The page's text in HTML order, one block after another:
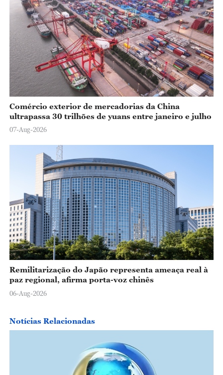
Comércio exterior de mercadorias da China
ultrapassa 30 trilhões de yuans entre janeiro e julho
07-Aug-2026
Remilitarização do Japão representa ameaça real à
paz regional, afirma porta-voz chinês
06-Aug-2026
Notícias Relacionadas